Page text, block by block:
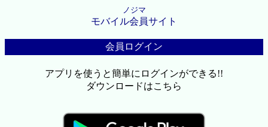
ノジマ
モバイル会員サイト
会員ログイン
アプリを使うと簡単にログインができる!!
ダウンロードはこちら